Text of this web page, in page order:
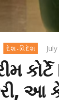
દેશ-વિદેશ
આ